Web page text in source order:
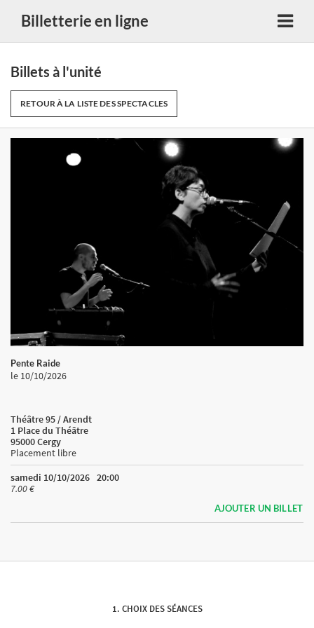
Billetterie en ligne
Billets à l'unité
RETOUR À LA LISTE DES SPECTACLES
Pente Raide
le 10/10/2026
Théâtre 95 / Arendt
1 Place du Théâtre
95000 Cergy
Placement libre
samedi 10/10/2026 20:00
7.00 €
AJOUTER UN BILLET
CHOIX DES SÉANCES